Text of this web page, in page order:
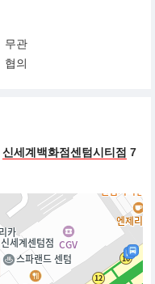
무관
협의
신세계백화점센텀시티점 7